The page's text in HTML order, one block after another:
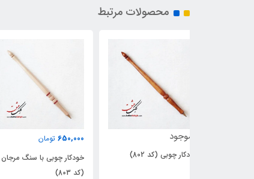
محصولات مرتبط
650,000
خودکار چوبی با سنگ مرجان
ناموجود
خودکار چوبی (کد 801)